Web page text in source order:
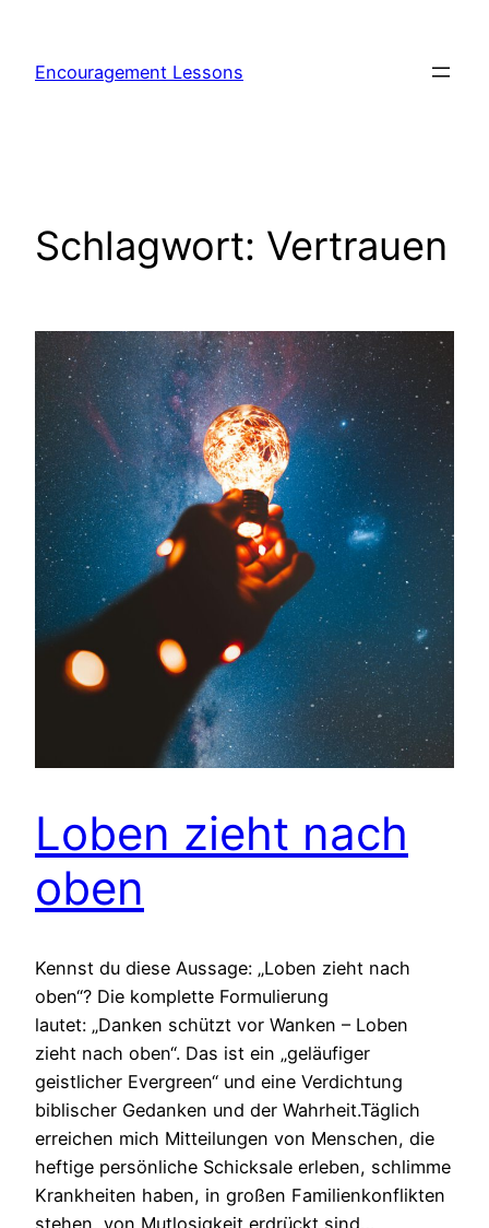
Encouragement Lessons
Schlagwort: Vertrauen
Loben zieht nach
oben
Kennst du diese Aussage: „Loben zieht nach
oben“? Die komplette Formulierung
lautet: „Danken schützt vor Wanken – Loben
zieht nach oben“. Das ist ein „geläufiger
geistlicher Evergreen“ und eine Verdichtung
biblischer Gedanken und der Wahrheit.Täglich
erreichen mich Mitteilungen von Menschen, die
heftige persönliche Schicksale erleben, schlimme
Krankheiten haben, in großen Familienkonflikten